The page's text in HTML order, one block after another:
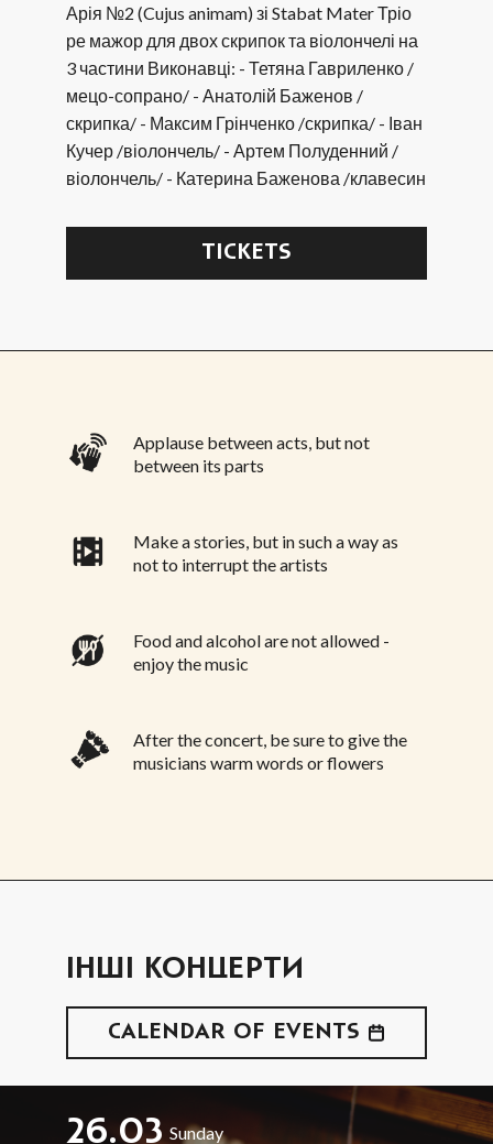
Арія №2 (Cujus animam) зі Stabat Mater Тріо
ре мажор для двох скрипок та віолончелі на
3 частини Виконавці: - Тетяна Гавриленко /
мецо-сопрано/ - Анатолій Баженов /
скрипка/ - Максим Грінченко /скрипка/ - Іван
Кучер /віолончель/ - Артем Полуденний /
віолончель/ - Катерина Баженова /клавесин
TICKETS
Applause between acts, but not
between its parts
Make a stories, but in such a way as
not to interrupt the artists
Food and alcohol are not allowed -
enjoy the music
After the concert, be sure to give the
musicians warm words or flowers
ІНШІ КОНЦЕРТИ
CALENDAR OF EVENTS
26.03 Sunday